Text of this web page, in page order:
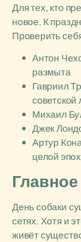
Для тех, кто
новое. К
Проверить
Антон
размыта
Гавриил
Михаил
Джек
Артур
целой
День собаки
сетях. Хотя и
живёт